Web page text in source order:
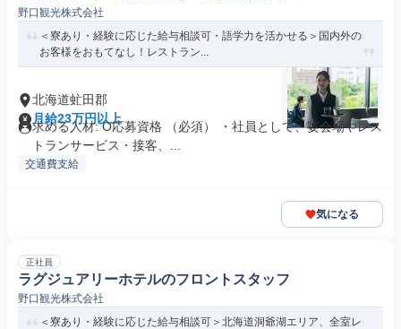
野口観光株式会社
＜寮あり・経験に応じた給与相談可・語学力を活かせる＞国内外の
お客様をおもてなし！レストラン...
北海道虻田郡
月給23万円以上
求める人材: O応募資格 （必須） ・社員として、宴会場やレス
トランサービス・接客、...
交通費支給
気になる
正社員
ラグジュアリーホテルのフロントスタッフ
野口観光株式会社
＜寮あり・経験に応じた給与相談可＞北海道洞爺湖エリア、全室レ